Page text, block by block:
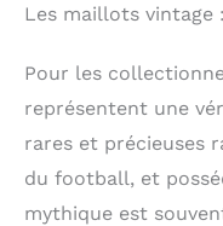
Les maillots
Pour les
représentent une
rares et précieuses
du football, et
mythique est